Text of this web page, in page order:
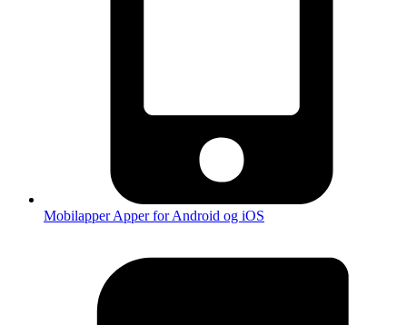
MobilapperApper for Android og iOS